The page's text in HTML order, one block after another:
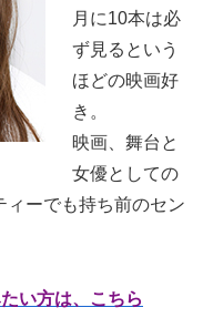
月に10本は必
ず見るという
ほどの映画好
き。
映画、舞台と
女優としての
ーでも持ち前のセン
い方は、こちら